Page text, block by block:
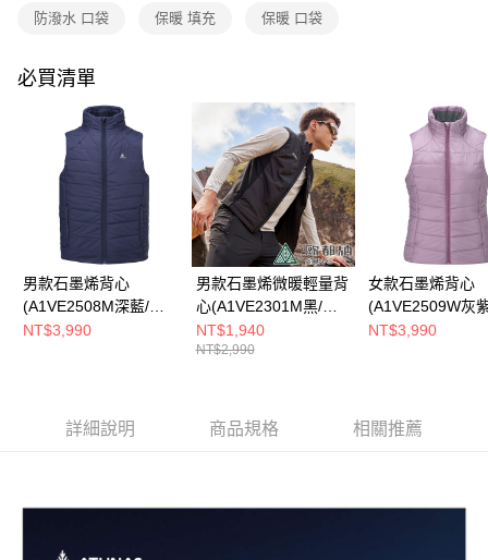
醒簡訊。
2.透過簡訊連結打開帳單後，可選擇「超商條碼／台灣大直營門市／銀行轉
【注意事項】
1.本服務係由「台灣大哥大股份有限公司」（以下簡稱本公司）所提供，讓
用戶於交易時，得透過本服務購買商品或服務，並由商店將買賣／分期付款
買賣價金債權讓與本公司後，依約使用本公司帳單繳交帳款。
2.基於同意付款使用「大哥付你分期」之契約關係目的，商店將以您的個人
資料（包含姓名、電話或地址）提供予台灣大哥大進項蒐集、處理及利用，
由本公司與您本人進行分期帳單所需資料之確認、核對及更正。
3.完整用戶服務條款，請詳閱以下連結：https://oppay.tw/userRule
澎湖金門
付款後門市自取
每筆NT$80，滿NT$790(含以上)免運費
宅配貨到付款
每筆NT$130，滿NT$2,000(含以上)免運費
防潑水 口袋 保暖 填充 保暖 口袋
必買清單
男款石墨烯背心
(A1VE2508M深藍/石
墨烯/保暖背心/樂遊戶
NT$3,990
男款石墨烯微暖輕量背
心(A1VE2301M黑/石
墨烯/保暖背心/休閒旅
遊/保暖舒適)
NT$1,940
NT$2,990
女款石墨烯背心
(A1VE2509W灰
石墨烯/保暖背心/
NT$3,990
詳細說明 商品規格 相關推薦